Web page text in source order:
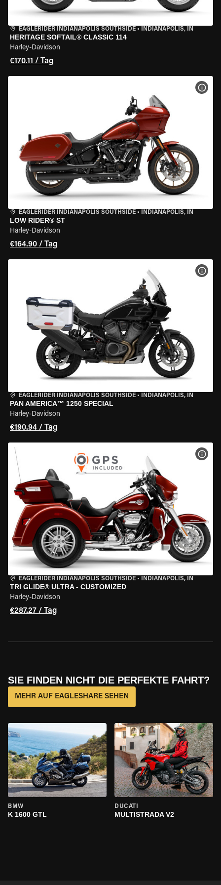
EAGLERIDER INDIANAPOLIS SOUTHSIDE • INDIANAPOLIS, IN
HERITAGE SOFTAIL® CLASSIC 114
Harley-Davidson
€170.11 / Tag
EAGLERIDER INDIANAPOLIS SOUTHSIDE • INDIANAPOLIS, IN
LOW RIDER® ST
Harley-Davidson
€164.90 / Tag
EAGLERIDER INDIANAPOLIS SOUTHSIDE • INDIANAPOLIS, IN
PAN AMERICA™ 1250 SPECIAL
Harley-Davidson
€190.94 / Tag
EAGLERIDER INDIANAPOLIS SOUTHSIDE • INDIANAPOLIS, IN
TRI GLIDE® ULTRA - CUSTOMIZED
Harley-Davidson
€287.27 / Tag
SIE FINDEN NICHT DIE PERFEKTE FAHRT?
MEHR AUF EAGLESHARE SEHEN
BMW
K 1600 GTL
DUCATI
MULTISTRADA V2